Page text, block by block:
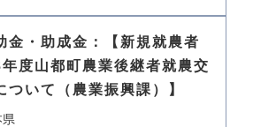
金・助成金：【新規就農者
度山都町農業後継者就農交
ついて（農業振興課）】